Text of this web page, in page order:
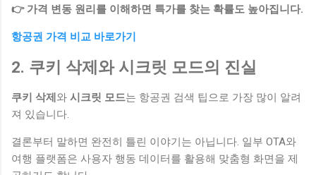
👉 가격 변동 원리를 이해하면 특가를 찾는 확률도 높아집니다.
항공권 가격 비교 바로가기
2. 쿠키 삭제와 시크릿 모드의 진실
쿠키 삭제 와 시크릿 모드는 항공권 검색 팁으로 가장 많이 알려
져 있습니다.
결론부터 말하면 완전히 틀린 이야기는 아닙니다. 일부 OTA와
여행 플랫폼은 사용자 행동 데이터를 활용해 맞춤형 화면을 제